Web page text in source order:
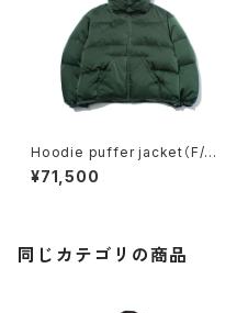
Hoodie puffer jacket（F/C
E.×DIGAWEL)
¥71,500
同じカテゴリの商品